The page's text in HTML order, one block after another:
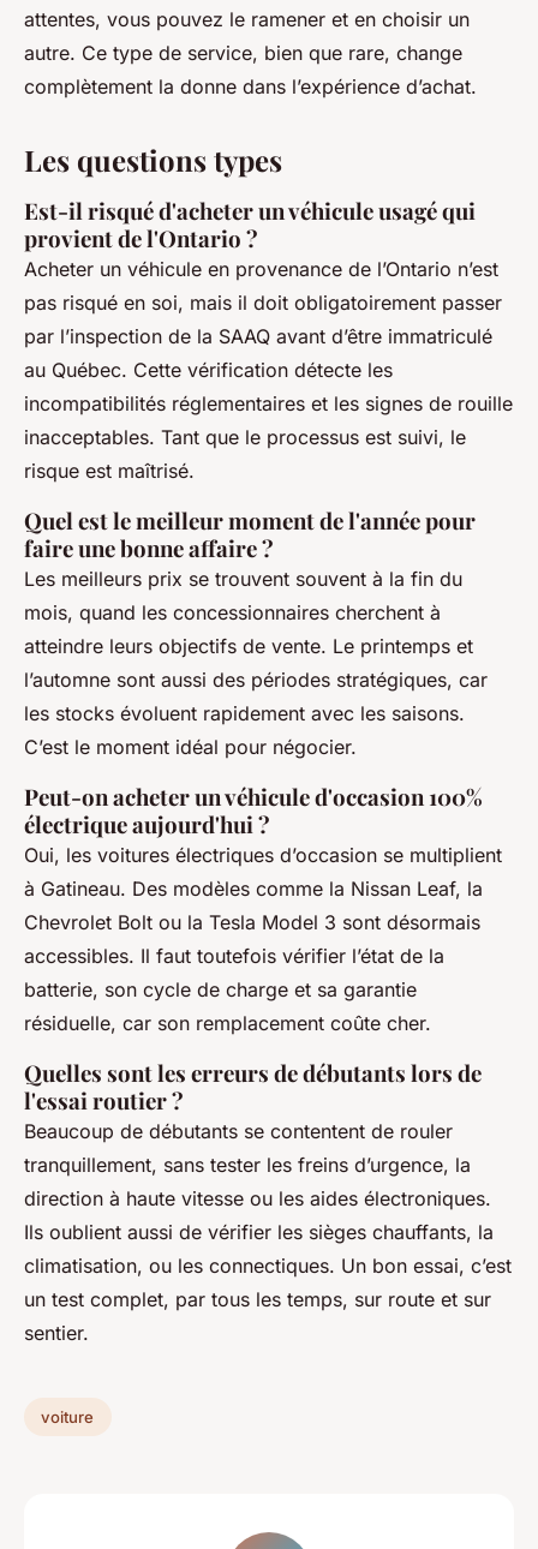
attentes, vous pouvez le ramener et en choisir un
autre. Ce type de service, bien que rare, change
complètement la donne dans l’expérience d’achat.
Les questions types
Est-il risqué d'acheter un véhicule usagé qui
provient de l'Ontario ?
Acheter un véhicule en provenance de l’Ontario n’est
pas risqué en soi, mais il doit obligatoirement passer
par l’inspection de la SAAQ avant d’être immatriculé
au Québec. Cette vérification détecte les
incompatibilités réglementaires et les signes de rouille
inacceptables. Tant que le processus est suivi, le
risque est maîtrisé.
Quel est le meilleur moment de l'année pour
faire une bonne affaire ?
Les meilleurs prix se trouvent souvent à la fin du
mois, quand les concessionnaires cherchent à
atteindre leurs objectifs de vente. Le printemps et
l’automne sont aussi des périodes stratégiques, car
les stocks évoluent rapidement avec les saisons.
C’est le moment idéal pour négocier.
Peut-on acheter un véhicule d'occasion 100%
électrique aujourd'hui ?
Oui, les voitures électriques d’occasion se multiplient
à Gatineau. Des modèles comme la Nissan Leaf, la
Chevrolet Bolt ou la Tesla Model 3 sont désormais
accessibles. Il faut toutefois vérifier l’état de la
batterie, son cycle de charge et sa garantie
résiduelle, car son remplacement coûte cher.
Quelles sont les erreurs de débutants lors de
l'essai routier ?
Beaucoup de débutants se contentent de rouler
tranquillement, sans tester les freins d’urgence, la
direction à haute vitesse ou les aides électroniques.
Ils oublient aussi de vérifier les sièges chauffants, la
climatisation, ou les connectiques. Un bon essai, c’est
un test complet, par tous les temps, sur route et sur
sentier.
voiture